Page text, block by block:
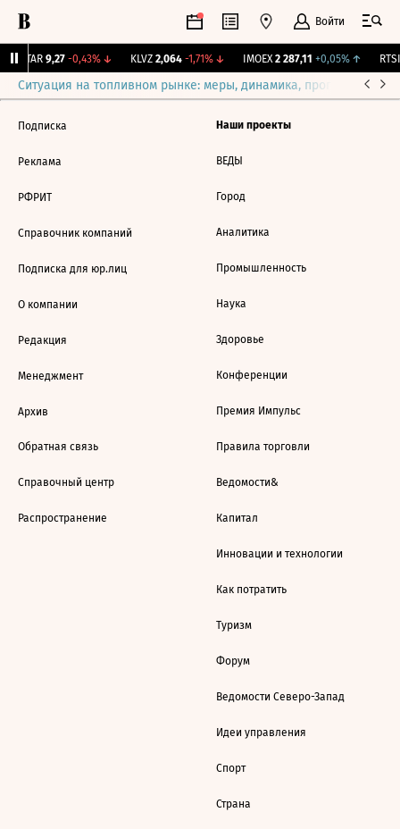
Войти
UTAR 9,27 -0,43%↓ KLVZ 2,064 -1,71%↓ IMOEX 2 287,11 +0,05%↑ RTSI
Ситуация на топливном рынке: меры, динамика, прогнозы
Подписка
Реклама
РФРИТ
Справочник компаний
Подписка для юр.лиц
О компании
Редакция
Менеджмент
Архив
Обратная связь
Справочный центр
Распространение
Наши проекты
ВЕДЫ
Город
Аналитика
Промышленность
Наука
Здоровье
Конференции
Премия Импульс
Правила торговли
Ведомости&
Капитал
Инновации и технологии
Как потратить
Туризм
Форум
Ведомости Северо-Запад
Идеи управления
Спорт
Страна